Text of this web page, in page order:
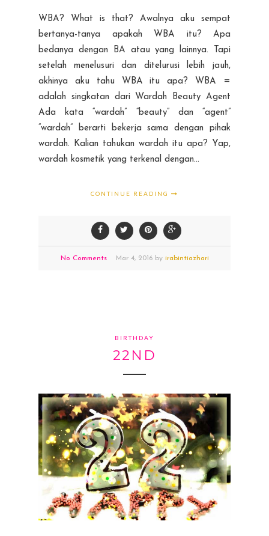
WBA? What is that? Awalnya aku sempat
bertanya-tanya apakah WBA itu? Apa
bedanya dengan BA atau yang lainnya. Tapi
setelah menelusuri dan ditelurusi lebih jauh,
akhinya aku tahu WBA itu apa? WBA =
adalah singkatan dari Wardah Beauty Agent
Ada kata “wardah” “beauty” dan “agent”
“wardah” berarti bekerja sama dengan pihak
wardah. Kalian tahukan wardah itu apa? Yap,
wardah kosmetik yang terkenal dengan...
CONTINUE READING
No Comments Mar 4,2016 by irabintiazhari
BIRTHDAY
22ND